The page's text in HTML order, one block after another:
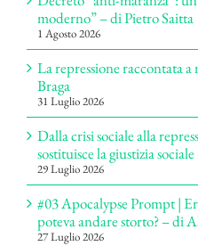
moderno” – di Pietro Saitta
1 Agosto 2026
La repressione raccontata
Braga
31 Luglio 2026
Dalla crisi sociale alla
sostituisce la giustizia
29 Luglio 2026
#03 Apocalypse Prompt |
poteva andare storto? – di
27 Luglio 2026